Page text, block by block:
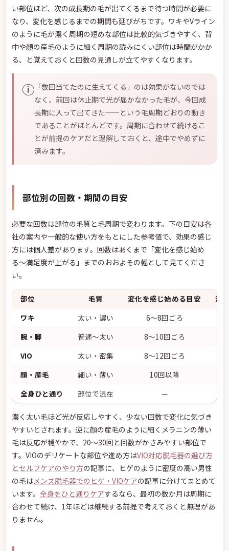
い部位ほど、次の成長期の毛が出てくるまで待つ時間が必要に
なり、変化を感じるまでの期間も延びがちです。ワキやVライン
のように毛が濃く周期の短めな部位は比較的気づきやすく、背
中や顔の産毛のように細く周期の読みにくい部位は時間がかか
る、と覚えておくと回数の見通しが立てやすくなります。
ⓘ 「数回当てたのに生えてくる」のは効果がないのでは
なく、前回は休止期で光が届かなかった毛が、今回成
長期に入って出てきた——という毛周期どおりの動き
であることがほとんどです。周期に合わせて続けるこ
とが前提のケアだと理解しておくと、途中でやめずに
済みます。
部位別の回数・期間の目安
必要な回数は部位の毛質と毛周期で変わります。下の目安は各
社の案内や一般的な使い方をもとにした参考値で、効果の感じ
方には個人差があります。回数はあくまで「変化を感じ始め
る〜満足度が上がる」までのおおよその幅として見てくださ
い。
部位 毛質 変化を感じ始める目安
満
ワキ
太い・濃い
6〜8回ごろ
腕・脚
普通〜太い
8〜10回ごろ
VIO
太い・密集
8〜12回ごろ
顔・産毛
細い・薄い
10回以降
全身ひと通り
部位で混在 —
濃く太い毛ほど光が反応しやすく、少ない回数で変化に気づき
やすいとされます。逆に顔の産毛のように細くメラニンの薄い
毛は反応が穏やかで、20〜30回と回数がかさみやすい部位で
す。VIOのデリケートな部位や進め方はVIO対応脱毛器の選び方
とセルフケアのやり方の記事に、ヒゲのように密度の高い男性
の毛はメンズ脱毛器でのヒゲ・VIOケアの記事に分けてまとめて
います。 全身をひと通りケアするなら、最初の数か月は周期に
合わせて続け、1年ほどは継続する前提で考えておくと無理があ
りません。